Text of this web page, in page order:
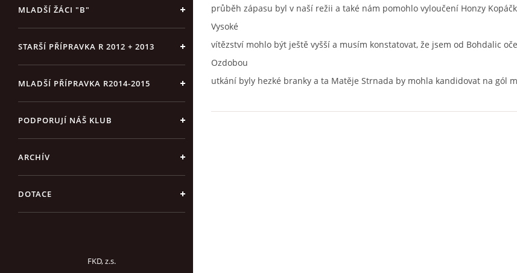
MLADŠÍ ŽÁCI "B"
STARŠÍ PŘÍPRAVKA R 2012 + 2013
MLADŠÍ PŘÍPRAVKA R2014-2015
PODPORUJÍ NÁŠ KLUB
ARCHÍV
DOTACE
FKD, z.s.
průběh zápasu byl v naší režii a také nám pomohlo vyloučení Honzy
Vysoké
vítězství mohlo být ještě vyšší a musím konstatovat, že jsem od Bohdalic
Ozdobou
utkání byly hezké branky a ta Matěje Strnada by mohla kandidovat na gól